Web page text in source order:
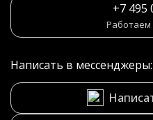
+7 495
Работаем
Написать в мессенджеры: